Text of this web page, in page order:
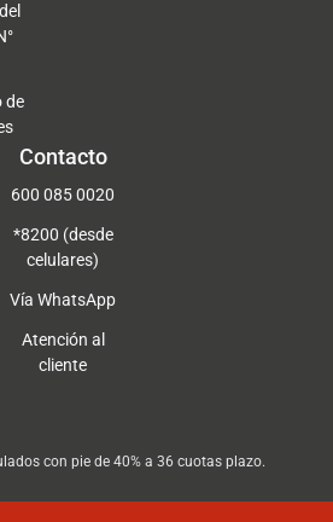
de
Contacto
600 085 0020
*8200 (desde
celulares)
Vía WhatsApp
Atención al
cliente
con pie de 40% a 36 cuotas plazo.